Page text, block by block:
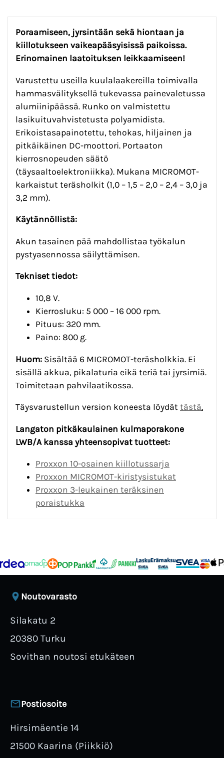
Poraamiseen, jyrsintään sekä hiontaan ja
kiillotukseen vaikeapääsyisissä paikoissa.
Erinomainen laatoituksen leikkaamiseen!
Varustettu useilla kuulalaakereilla toimivalla
hammasvälityksellä tukevassa painevaletussa
alumiinipäässä. Runko on valmistettu
lasikuituvahvistetusta polyamidista.
Erikoistasapainotettu, tehokas, hiljainen ja
pitkäikäinen DC-moottori. Portaaton
kierrosnopeuden säätö
(täysaaltoelektroniikka). Mukana MICROMOT-
karkaistut teräsholkit (1,0 – 1,5 – 2,0 – 2,4 – 3,0 ja
3,2 mm).
Käytännöllistä:
Akun tasainen pää mahdollistaa työkalun
pystyasennossa säilyttämisen.
Tekniset tiedot:
10,8 V.
Kierrosluku: 5 000 – 16 000 rpm.
Pituus: 320 mm.
Paino: 800 g.
Huom: Sisältää 6 MICROMOT-teräsholkkia. Ei
sisällä akkua, pikalaturia eikä teriä tai jyrsimiä.
Toimitetaan pahvilaatikossa.
Täysvarustellun version koneesta löydät tästä.
Langaton pitkäkaulainen kulmaporakone
LWB/A kanssa yhteensopivat tuotteet:
Proxxon 10-osainen kiillotussarja
Proxxon MICROMOT-kiristysistukat
Proxxon 3-leukainen teräksinen
poraistukka
Noutovarasto
Silakatu 2
20380 Turku
Sovithan noutosi etukäteen
Postiosoite
Hirsimäentie 14
21500 Kaarina (Piikkiö)